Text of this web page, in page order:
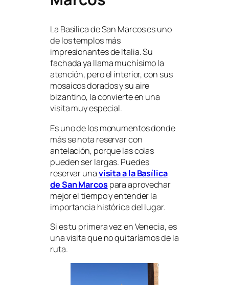
La Basílica de San Marcos es uno
de los templos más
impresionantes de Italia. Su
fachada ya llama muchísimo la
atención, pero el interior, con sus
mosaicos dorados y su aire
bizantino, la convierte en una
visita muy especial.
Es uno de los monumentos donde
más se nota reservar con
antelación, porque las colas
pueden ser largas. Puedes
reservar unavisita a la Basílica
de San Marcospara aprovechar
mejor el tiempo y entender la
importancia histórica del lugar.
Si es tu primera vez en Venecia, es
una visita que no quitaríamos de la
ruta.